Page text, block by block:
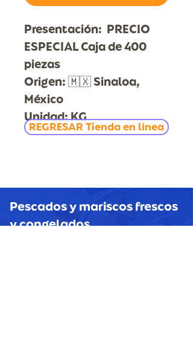
Presentación: PRECIO
ESPECIAL Caja de 400
piezas
Origen: 🇲🇽 Sinaloa,
México
Unidad: KG
REGRESAR Tienda en línea
Pescados y mariscos frescos
y congelados